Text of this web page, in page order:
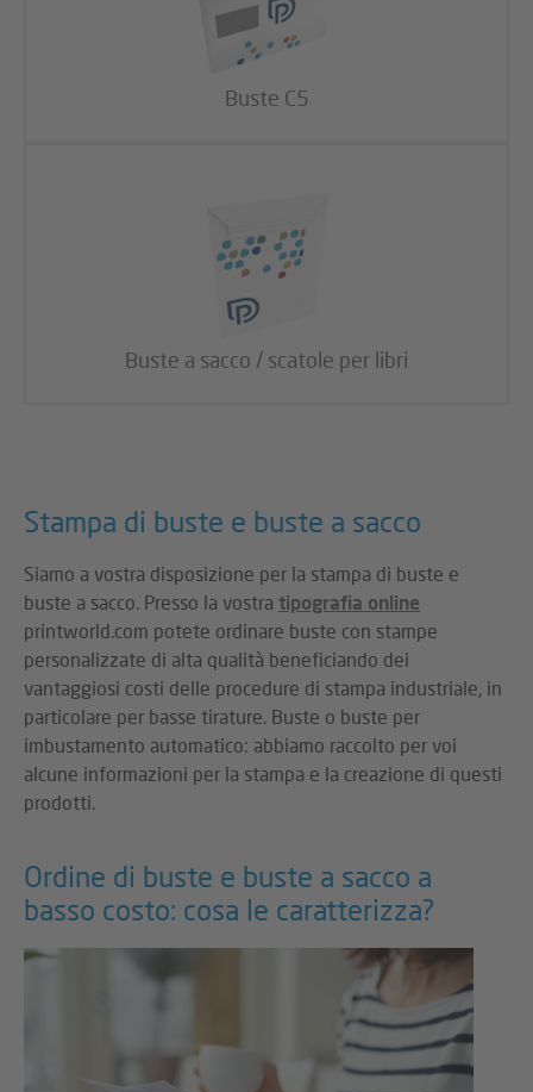
Buste C5
Buste a sacco / scatole per libri
Stampa di buste e buste a sacco
Siamo a vostra disposizione per la stampa di buste e
buste a sacco. Presso la vostra tipografia online
printworld.com potete ordinare buste con stampe
personalizzate di alta qualità beneficiando dei
vantaggiosi costi delle procedure di stampa industriale, in
particolare per basse tirature. Buste o buste per
imbustamento automatico: abbiamo raccolto per voi
alcune informazioni per la stampa e la creazione di questi
prodotti.
Ordine di buste e buste a sacco a
basso costo: cosa le caratterizza?